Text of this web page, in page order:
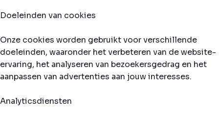
Doeleinden van cookies
Onze cookies worden gebruikt voor verschillende
doeleinden, waaronder het verbeteren van de website-
ervaring, het analyseren van bezoekersgedrag en het
aanpassen van advertenties aan jouw interesses.
Analyticsdiensten